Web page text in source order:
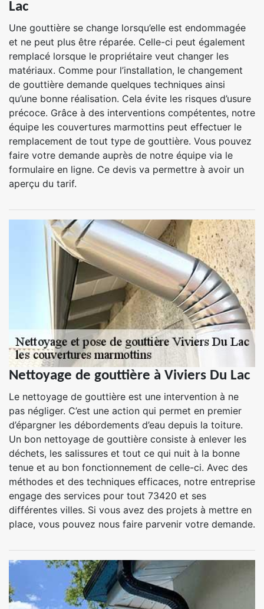
Lac
Une gouttière se change lorsqu’elle est endommagée
et ne peut plus être réparée. Celle-ci peut également
remplacé lorsque le propriétaire veut changer les
matériaux. Comme pour l’installation, le changement
de gouttière demande quelques techniques ainsi
qu’une bonne réalisation. Cela évite les risques d’usure
précoce. Grâce à des interventions compétentes, notre
équipe les couvertures marmottins peut effectuer le
remplacement de tout type de gouttière. Vous pouvez
faire votre demande auprès de notre équipe via le
formulaire en ligne. Ce devis va permettre à avoir un
aperçu du tarif.
Nettoyage de gouttière à Viviers Du Lac
Le nettoyage de gouttière est une intervention à ne
pas négliger. C’est une action qui permet en premier
d’épargner les débordements d’eau depuis la toiture.
Un bon nettoyage de gouttière consiste à enlever les
déchets, les salissures et tout ce qui nuit à la bonne
tenue et au bon fonctionnement de celle-ci. Avec des
méthodes et des techniques efficaces, notre entreprise
engage des services pour tout 73420 et ses
différentes villes. Si vous avez des projets à mettre en
place, vous pouvez nous faire parvenir votre demande.